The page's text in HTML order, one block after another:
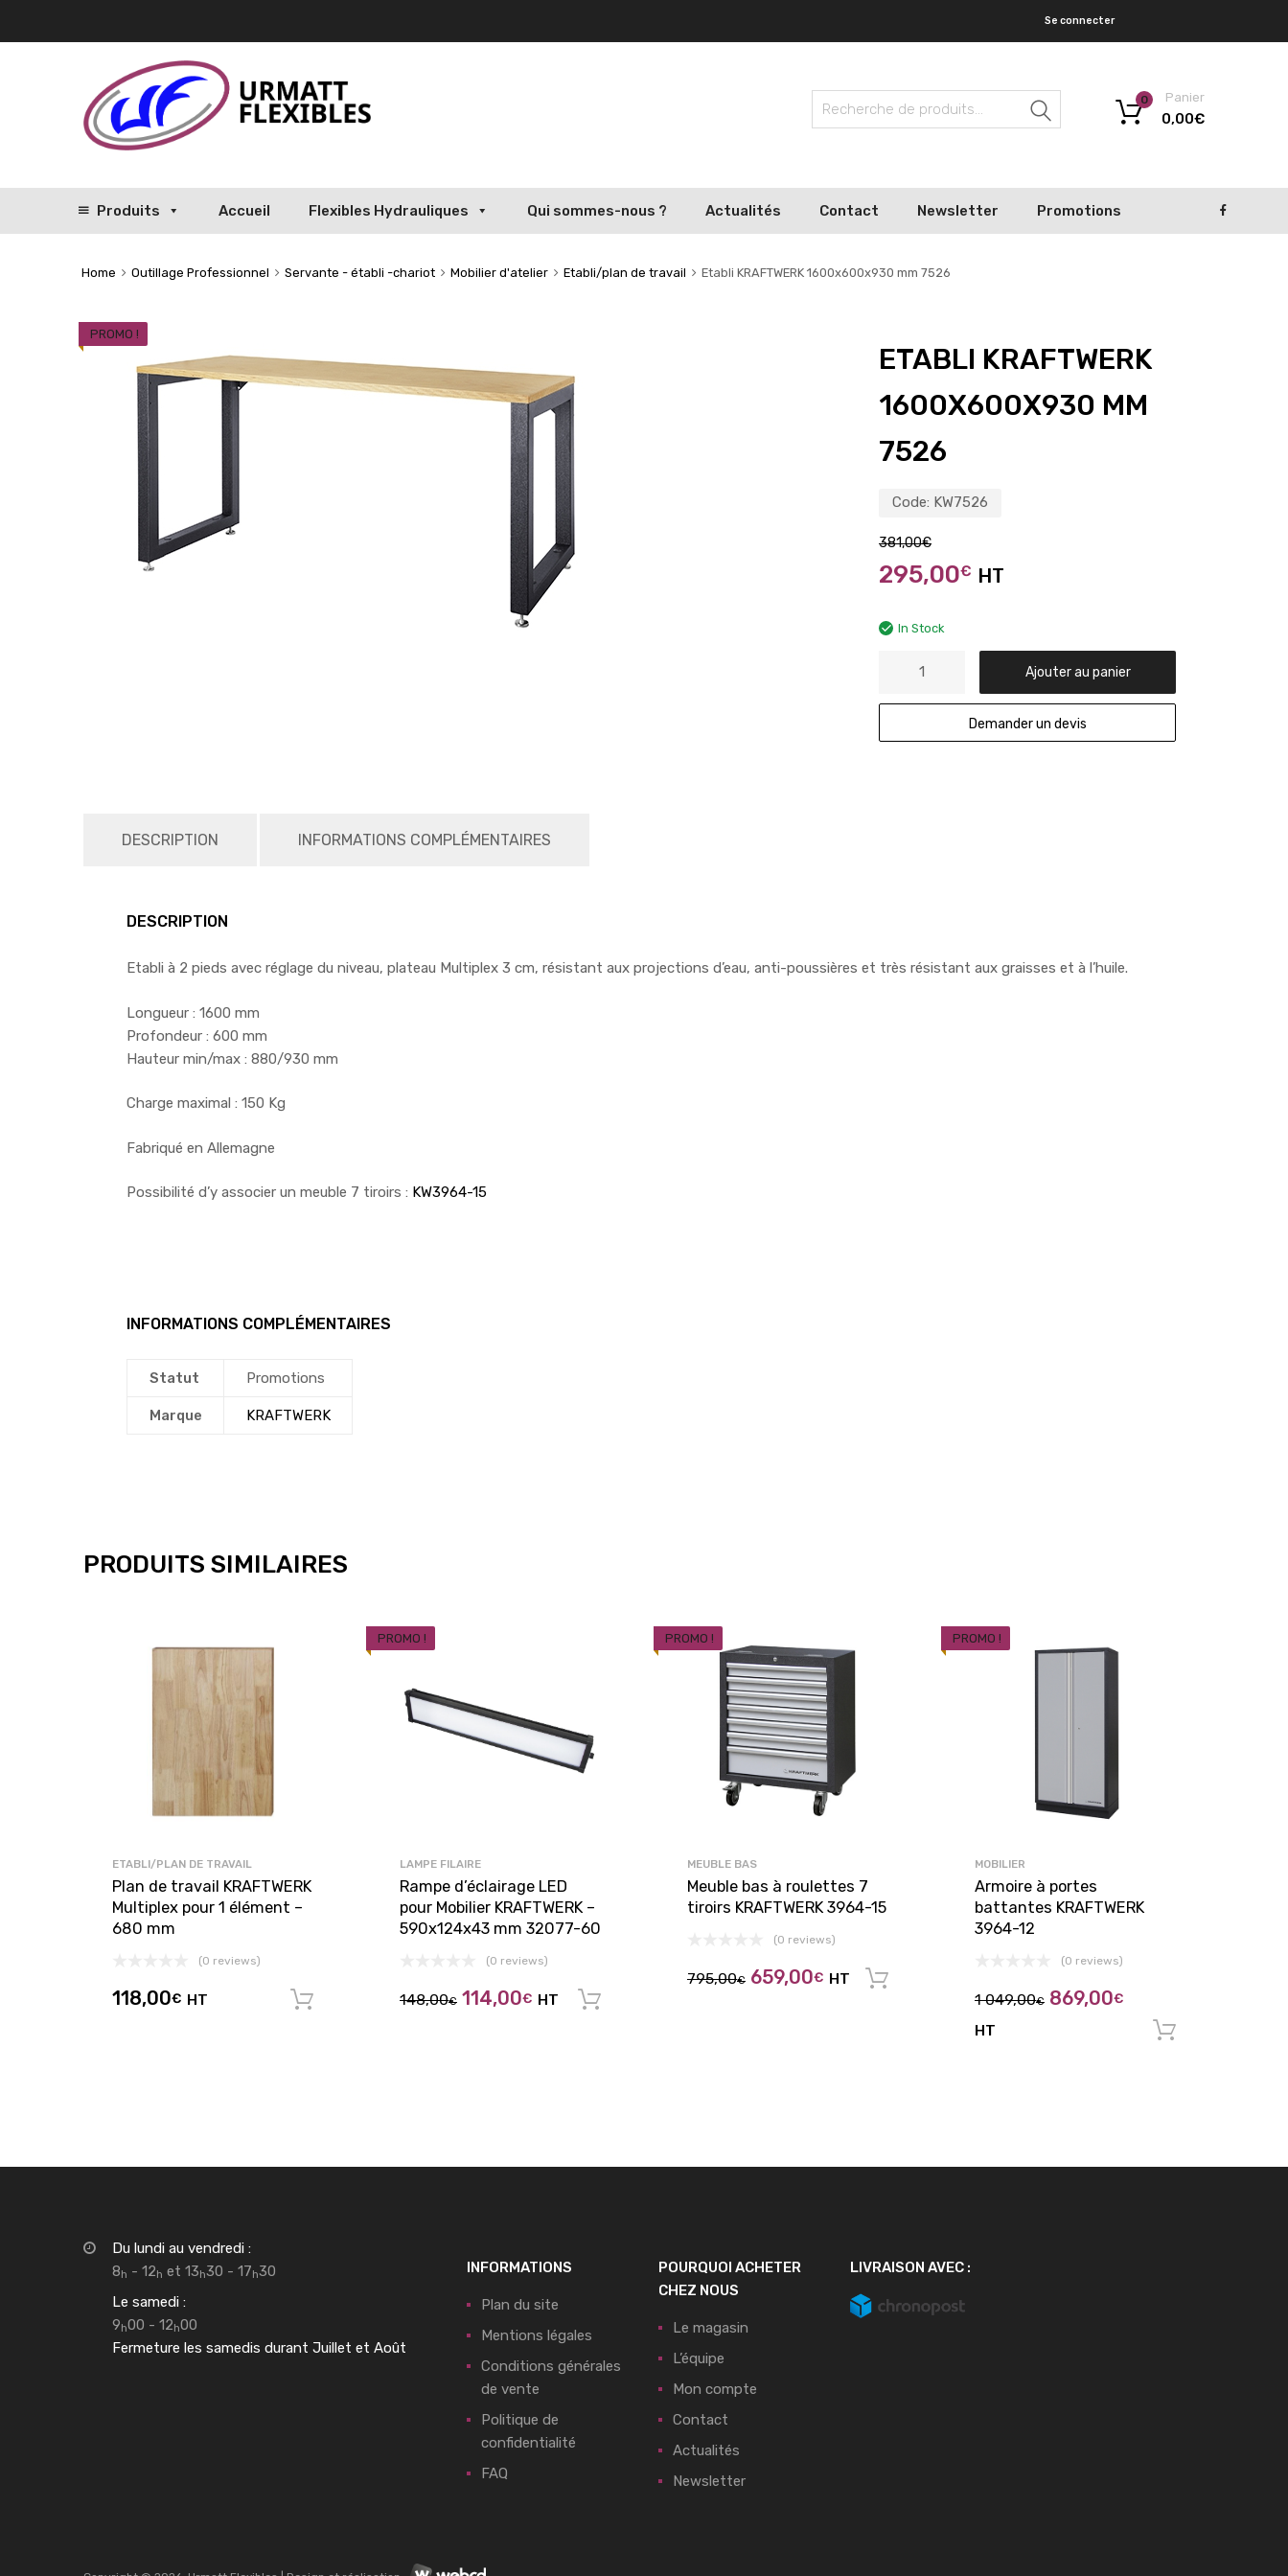
Se connecter
Recherche
Panier
0,00€
0
Produits Accueil Flexibles Hydrauliques Qui sommes-nous ? Actualités Contact Newsletter Promotions
Home Outillage Professionnel Servante - établi -chariot Mobilier d'atelier Etabli/plan de travail Etabli KRAFTWERK 1600x600x930 mm 7526
PROMO !
ETABLI KRAFTWERK
1600X600X930 MM
7526
Code: KW7526
381,00€
295,00€ HT
In Stock
Ajouter au panier
Demander un devis
DESCRIPTION INFORMATIONS COMPLÉMENTAIRES
DESCRIPTION
Etabli à 2 pieds avec réglage du niveau, plateau Multiplex 3 cm, résistant aux projections d’eau, anti-poussières et très résistant aux graisses et à l’huile.
Longueur : 1600 mm
Profondeur : 600 mm
Hauteur min/max : 880/930 mm
Charge maximal : 150 Kg
Fabriqué en Allemagne
Possibilité d’y associer un meuble 7 tiroirs : KW3964-15
INFORMATIONS COMPLÉMENTAIRES
Statut Promotions
Marque KRAFTWERK
PRODUITS SIMILAIRES
ETABLI/PLAN DE TRAVAIL
Plan de travail KRAFTWERK
Multiplex pour 1 élément –
680 mm
(0 reviews)
118,00€ HT Ajouter au panier
PROMO !
LAMPE FILAIRE
Rampe d’éclairage LED
pour Mobilier KRAFTWERK –
590x124x43 mm 32077-60
(0 reviews)
148,00€ 114,00€ HT
PROMO !
MEUBLE BAS
Meuble bas à roulettes 7
tiroirs KRAFTWERK 3964-15
(0 reviews)
795,00€ 659,00€ HT
PROMO !
MOBILIER
Armoire à portes
battantes KRAFTWERK
3964-12
(0 reviews)
1 049,00€ 869,00€
HT
Du lundi au vendredi :
8h - 12h et 13h30 - 17h30
Le samedi :
9h00 - 12h00
Fermeture les samedis durant Juillet et Août
INFORMATIONS
Plan du site
Mentions légales
Conditions générales
de vente
Politique de
confidentialité
FAQ
POURQUOI ACHETER
CHEZ NOUS
Le magasin
L’équipe
Mon compte
Contact
Actualités
Newsletter
LIVRAISON AVEC :